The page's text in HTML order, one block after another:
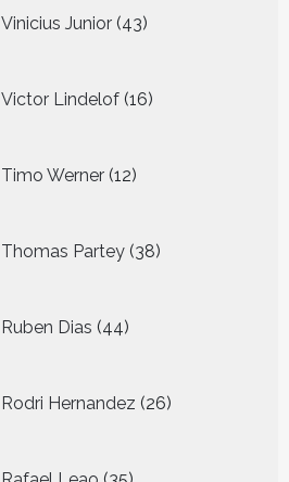
Vinicius Junior 43
producten
Victor Lindelof 16
producten
Timo Werner 12
producten
Thomas Partey 38
producten
Ruben Dias 44
producten
Rodri Hernandez 26
producten